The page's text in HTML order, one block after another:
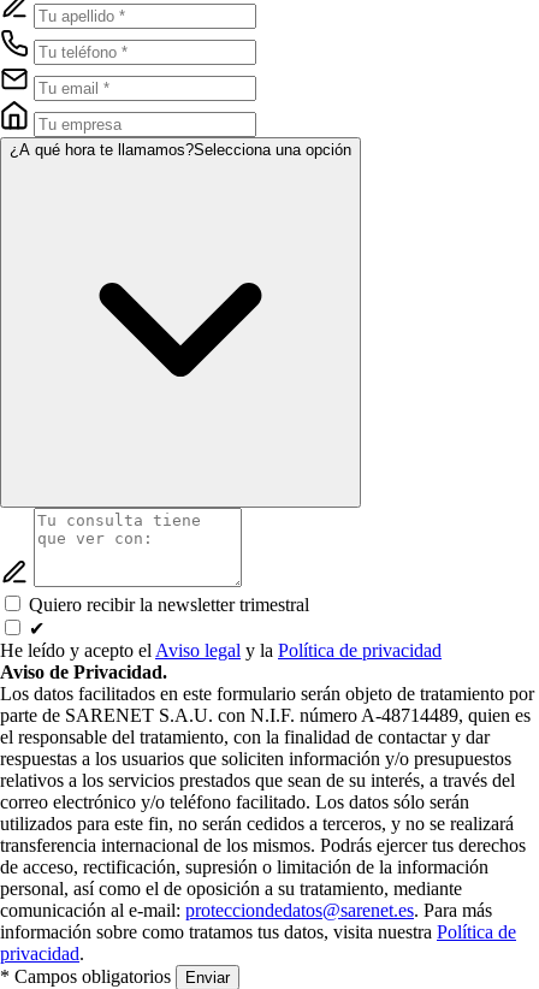
¿A qué hora te llamamos?Selecciona una opción
Quiero recibir la newsletter trimestral
✔
He leído y acepto el Aviso legal y la Política de privacidad
Aviso de Privacidad.
Los datos facilitados en este formulario serán objeto de tratamiento por
parte de SARENET S.A.U. con N.I.F. número A-48714489, quien es
el responsable del tratamiento, con la finalidad de contactar y dar
respuestas a los usuarios que soliciten información y/o presupuestos
relativos a los servicios prestados que sean de su interés, a través del
correo electrónico y/o teléfono facilitado. Los datos sólo serán
utilizados para este fin, no serán cedidos a terceros, y no se realizará
transferencia internacional de los mismos. Podrás ejercer tus derechos
de acceso, rectificación, supresión o limitación de la información
personal, así como el de oposición a su tratamiento, mediante
comunicación al e-mail: protecciondedatos@sarenet.es. Para más
información sobre como tratamos tus datos, visita nuestra Política de
privacidad.
* Campos obligatorios
Enviar